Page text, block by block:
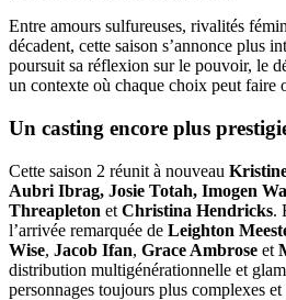
Entre amours sulfureuses, rivalités
décadent, cette saison s’annonce plus
poursuit sa réflexion sur le pouvoir, le
un contexte où chaque choix peut faire
Un casting encore plus
Cette saison 2 réunit à nouveau
Aubri Ibrag, Josie Totah, Imogen
Threapleton et Christina Hendricks.
l’arrivée remarquée de Leighton
Wise, Jacob Ifan, Grace Ambrose et
distribution multigénérationnelle et
personnages toujours plus complexes et